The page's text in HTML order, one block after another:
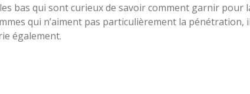
bas qui sont curieux de savoir comment garnir pour
qui n’aiment pas particulièrement la pénétration,
également.